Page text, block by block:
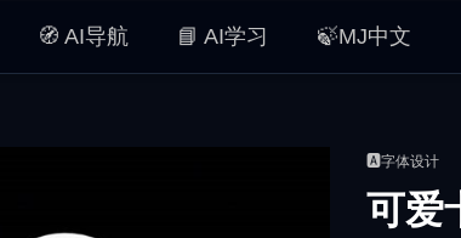
🧭 AI导航 📘 AI学习 🍃MJ中文
🅰️字体设计
可爱